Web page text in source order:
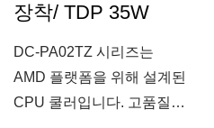
장착/ TDP 35W
DC-PA02TZ 시리즈는
AMD 플랫폼을 위해 설계된
CPU 쿨러입니다. 고품질